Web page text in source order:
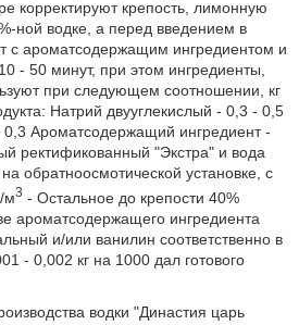
корректируют крепость, лимонную
ной водке, а перед введением в
с ароматсодержащим ингредиентом и
- 50 минут, при этом ингредиенты,
при следующем соотношении, кг
Натрий двууглекислый - 0,3 - 0,5
Ароматсодержащий ингредиент -
ректификованный "Экстра" и вода
обратноосмотической установке, с
м3 - Остальное до крепости 40%
ароматсодержащего ингредиента
и/или ванилин соответственно в
- 0,002 кг на 1000 дал готового
водки "Династия царь